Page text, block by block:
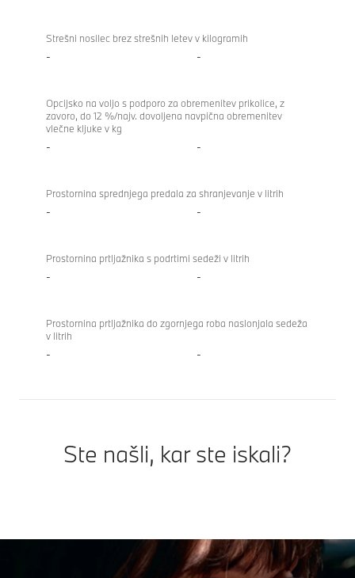
Strešni nosilec brez strešnih letev v kilogramih
- -
Opcijsko na voljo s podporo za obremenitev prikolice, z
zavoro, do 12 %/najv. dovoljena navpična obremenitev
vlečne kljuke v kg
- -
Prostornina sprednjega predala za shranjevanje v litrih
- -
Prostornina prtljažnika s podrtimi sedeži v litrih
- -
Prostornina prtljažnika do zgornjega roba naslonjala sedeža
v litrih
- -
Ste našli, kar ste iskali?